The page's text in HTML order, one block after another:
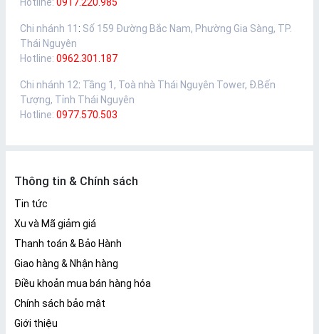
Hotline: 0917.220.985
Chi nhánh 11 : Số 159 Đường Bắc Nam, Phường Gia Sàng, TP.
Thái Nguyên
Hotline: 0962.301.187
Chi nhánh 12: Tầng 1, Toà nhà Thái Nguyên Tower, Đ.Bến
Tượng, Tỉnh Thái Nguyên
Hotline: 0977.570.503
Thông tin & Chính sách
Tin tức
Xu và Mã giảm giá
Thanh toán & Bảo Hành
Giao hàng & Nhận hàng
Điều khoản mua bán hàng hóa
Chính sách bảo mật
Giới thiệu